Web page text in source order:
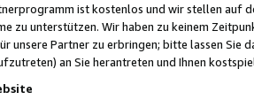
ist kostenlos und wir stellen auf
zu unterstützen. Wir haben zu keinem
unsere Partner zu erbringen; bitte lassen Sie
an Sie herantreten und Ihnen